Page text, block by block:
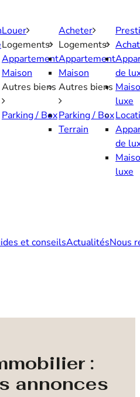
Louer
Logements
Appartement
Maison
Autres biens
Parking / Box
Acheter
Logements
Appartement
Maison
Autres biens
Parking / Box
Terrain
Achat
de
luxe
de
luxe
et conseilsActualitésNous
:
annonces